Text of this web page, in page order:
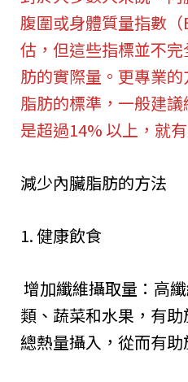
腹圍或身體質量指數
估，但這些指標並不
肪的實際量。更專業
脂肪的標準，一般建
是超過14% 以上，就
減少內臟脂肪的方法
1. 健康飲食
增加纖維攝取量：高
類、蔬菜和水果，有
總熱量攝入，從而有助